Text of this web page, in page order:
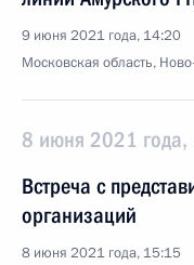
9 июня 2021 года, 14:20
Московская область,
8 июня 2021 года,
Встреча с
организаций
8 июня 2021 года, 15:15